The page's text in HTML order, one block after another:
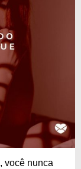
você nunca